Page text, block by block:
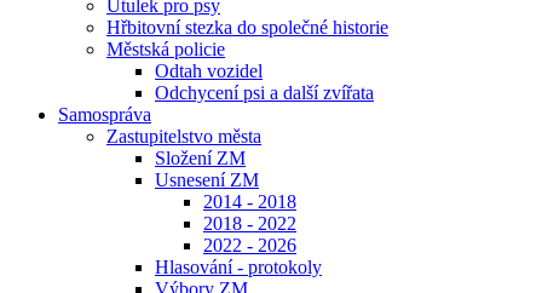
Útulek pro psy
Hřbitovní stezka do společné historie
Městská policie
Odtah vozidel
Odchycení psi a další zvířata
Samospráva
Zastupitelstvo města
Složení ZM
Usnesení ZM
2014 - 2018
2018 - 2022
2022 - 2026
Hlasování - protokoly
Výbory ZM